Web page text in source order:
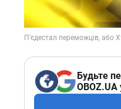
Будьте
OBOZ.UA